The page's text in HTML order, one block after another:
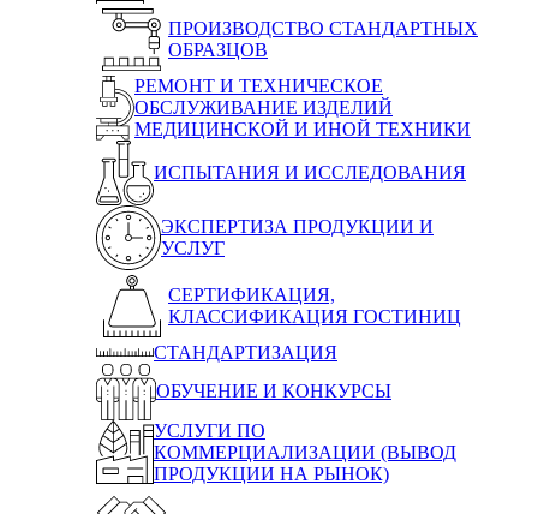
ПРОИЗВОДСТВО СТАНДАРТНЫХ
ОБРАЗЦОВ
РЕМОНТ И ТЕХНИЧЕСКОЕ
ОБСЛУЖИВАНИЕ ИЗДЕЛИЙ
МЕДИЦИНСКОЙ И ИНОЙ ТЕХНИКИ
ИСПЫТАНИЯ И ИССЛЕДОВАНИЯ
ЭКСПЕРТИЗА ПРОДУКЦИИ И
УСЛУГ
СЕРТИФИКАЦИЯ,
КЛАССИФИКАЦИЯ ГОСТИНИЦ
СТАНДАРТИЗАЦИЯ
ОБУЧЕНИЕ И КОНКУРСЫ
УСЛУГИ ПО
КОММЕРЦИАЛИЗАЦИИ (ВЫВОД
ПРОДУКЦИИ НА РЫНОК)